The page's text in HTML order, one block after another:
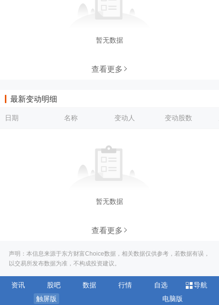
暂无数据
查看更多
最新变动明细
日期 名称 变动人 变动股数
暂无数据
查看更多
声明：本信息来源于东方财富Choice数据，相关数据仅供参考，若数据有误，
以交易所发布数据为准，不构成投资建议。
资讯 股吧 数据 行情 自选
导航
触屏版
电脑版